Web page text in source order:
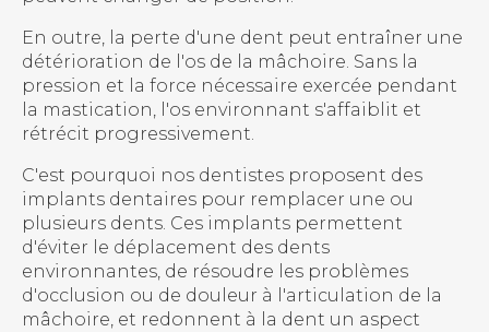
En outre, la perte d'une dent peut entraîner une
détérioration de l'os de la mâchoire. Sans la
pression et la force nécessaire exercée pendant
la mastication, l'os environnant s'affaiblit et
rétrécit progressivement.
C'est pourquoi nos dentistes proposent des
implants dentaires pour remplacer une ou
plusieurs dents. Ces implants permettent
d'éviter le déplacement des dents
environnantes, de résoudre les problèmes
d'occlusion ou de douleur à l'articulation de la
mâchoire, et redonnent à la dent un aspect